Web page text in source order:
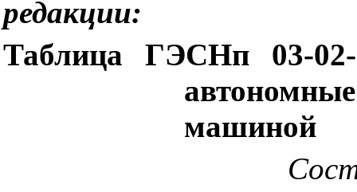
редакции:
Таблица ГЭСНп 03-
машиной